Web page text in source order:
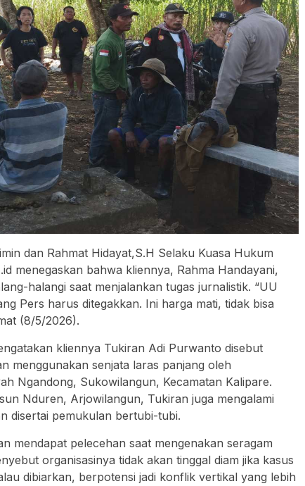
dan Rahmat Hidayat,S.H Selaku Kuasa Hukum
menegaskan bahwa kliennya, Rahma Handayani,
halangi saat menjalankan tugas jurnalistik. “UU
Pers harus ditegakkan. Ini harga mati, tidak bisa
(8/5/2026).
kliennya Tukiran Adi Purwanto disebut
menggunakan senjata laras panjang oleh
Ngandong, Sukowilangun, Kecamatan Kalipare.
Nduren, Arjowilangun, Tukiran juga mengalami
disertai pemukulan bertubi-tubi.
mendapat pelecehan saat mengenakan seragam
organisasinya tidak akan tinggal diam jika kasus
dibiarkan, berpotensi jadi konflik vertikal yang lebih